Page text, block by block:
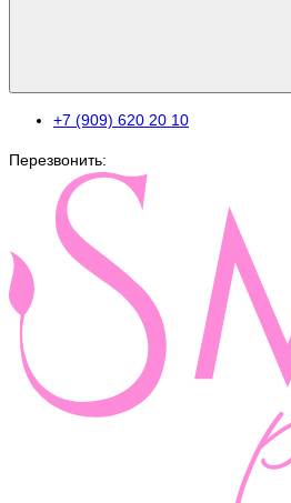
+7 (909) 620 20 10
Перезвонить: